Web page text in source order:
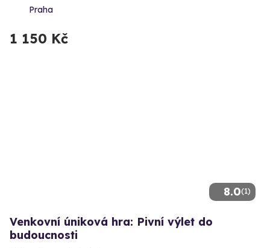
Praha
1 150 Kč
8.0(1)
Venkovní úniková hra: Pivní výlet do
budoucnosti